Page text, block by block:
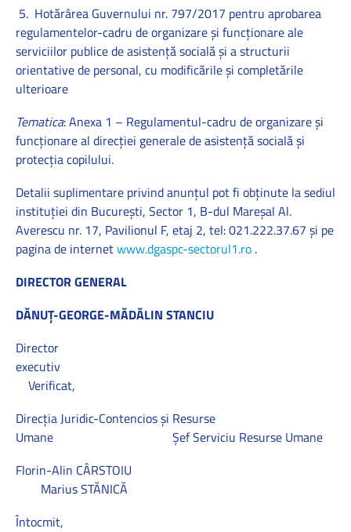
5. Hotărârea Guvernului nr. 797/2017 pentru aprobarea
regulamentelor-cadru de organizare şi funcţionare ale
serviciilor publice de asistenţă socială şi a structurii
orientative de personal, cu modificările și completările
ulterioare
Tematica: Anexa 1 – Regulamentul-cadru de organizare şi
funcţionare al direcţiei generale de asistenţă socială și
protecția copilului.
Detalii suplimentare privind anunţul pot fi obţinute la sediul
instituţiei din București, Sector 1, B-dul Mareşal Al.
Averescu nr. 17, Pavilionul F, etaj 2, tel: 021.222.37.67 şi pe
pagina de internetwww.dgaspc-sectorul1.ro .
DIRECTOR GENERAL
DĂNUȚ-GEORGE-MĂDĂLIN STANCIU
Director
executiv
Verificat,
Direcția Juridic-Contencios și Resurse
Umane Șef Serviciu Resurse Umane
Florin-Alin CÂRSTOIU
Marius STĂNICĂ
Întocmit,